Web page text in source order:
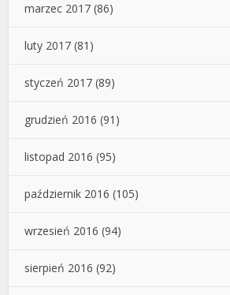
marzec 2017 (86)
luty 2017 (81)
styczeń 2017 (89)
grudzień 2016 (91)
listopad 2016 (95)
październik 2016 (105)
wrzesień 2016 (94)
sierpień 2016 (92)